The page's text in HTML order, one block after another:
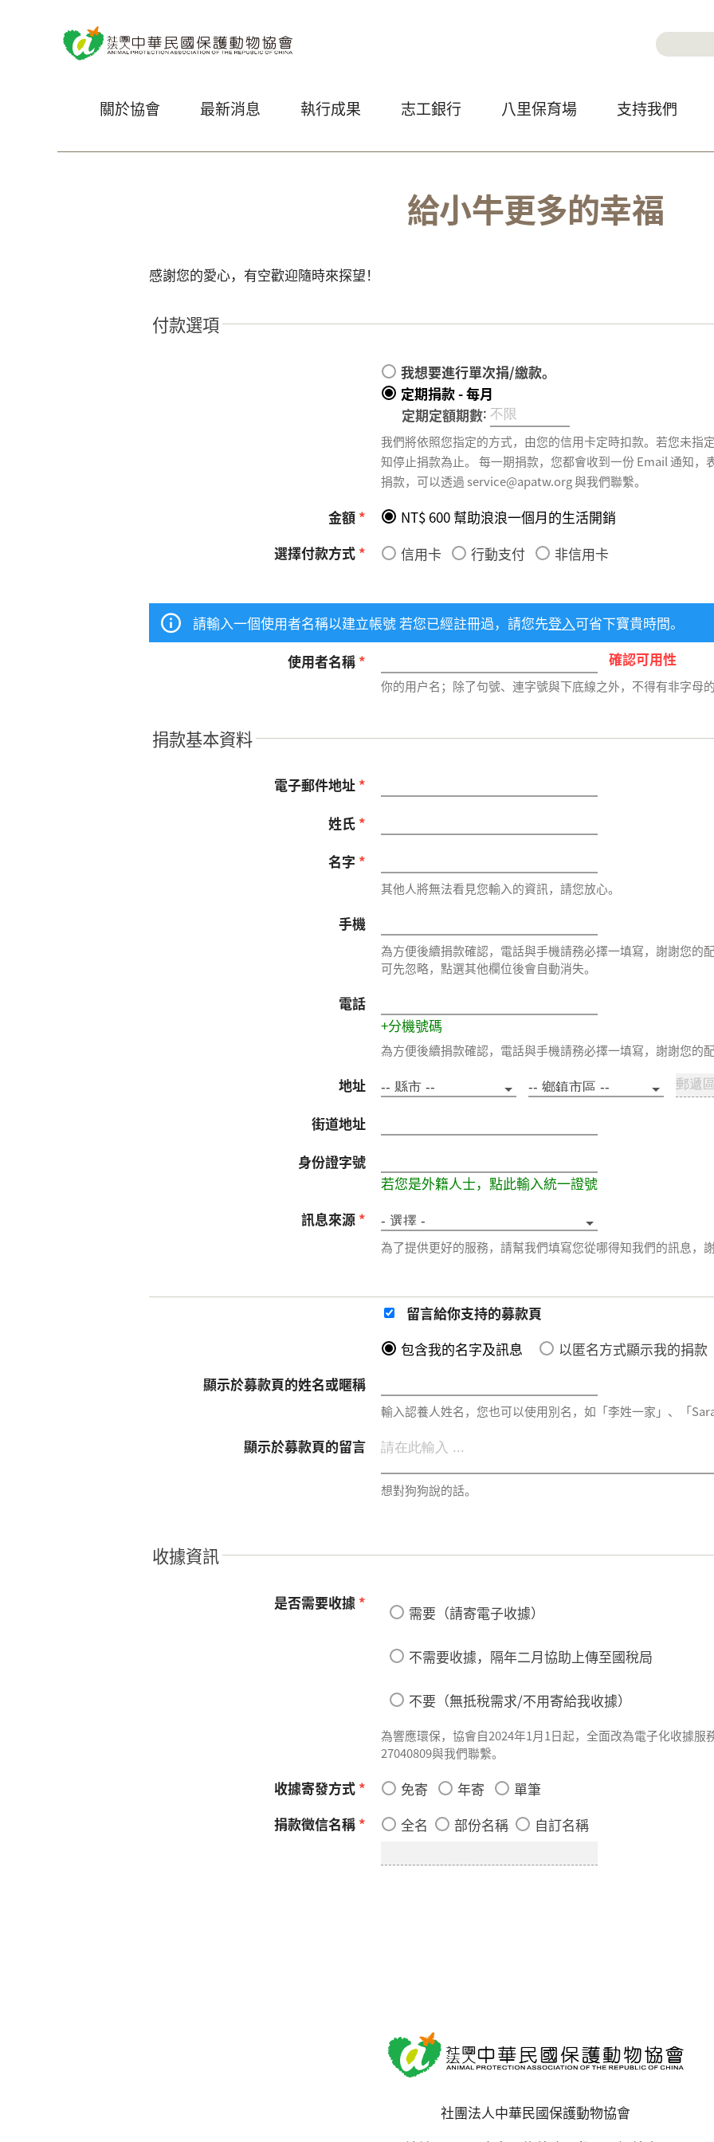
搜尋
關於協會 最新消息 執行成果 志工銀行 八里保育場 支持我們
給小牛更多的幸福
感謝您的愛心，有空歡迎隨時來探望！
付款選項
我想要進行單次捐/繳款。
定期捐款 - 每月
定期定額期數:
我們將依照您指定的方式，由您的信用卡定時扣款。若您未指
知停止捐款為止。 每一期捐款，您都會收到一份 Email 通知，表示捐款成功。 若需要更改或取消預定
捐款，可以透過 service@apatw.org 與我們聯繫。
金額 *
NT$ 600 幫助浪浪一個月的生活開銷
選擇付款方式 * 信用卡 行動支付 非信用卡
請輸入一個使用者名稱以建立帳號 若您已經註冊過，請您先登入可省下寶貴時間。
使用者名稱 * 確認可用性
你的用戶名；除了句號、連字號與下底線之外，不得有非字母的
捐款基本資料
電子郵件地址 *
姓氏 *
名字 *
其他人將無法看見您輸入的資訊，請您放心。
手機
為方便後續捐款確認，電話與手機請務必擇一填寫，謝謝您的
可先忽略，點選其他欄位後會自動消失。
電話
+分機號碼
為方便後續捐款確認，電話與手機請務必擇一填寫，謝謝您的配
地址
街道地址
身份證字號
若您是外籍人士，點此輸入統一證號
訊息來源 *
為了提供更好的服務，請幫我們填寫您從哪得知我們的訊息，
留言給你支持的募款頁
包含我的名字及訊息
以匿名方式顯示我的捐款
顯示於募款頁的姓名或暱稱
輸入認養人姓名，您也可以使用別名，如「李姓一家」、「
顯示於募款頁的留言
想對狗狗說的話。
收據資訊
是否需要收據 *
需要（請寄電子收據）
不需要收據，隔年二月協助上傳至國稅局
不要（無抵稅需求/不用寄給我收據）
為響應環保，協會自2024年1月1日起，全面改為電子化收據服
27040809與我們聯繫。
收據寄發方式 * 免寄 年寄
單筆
捐款徵信名稱 * 全名 部份名稱 自訂名稱
社團法人中華民國保護動物協會